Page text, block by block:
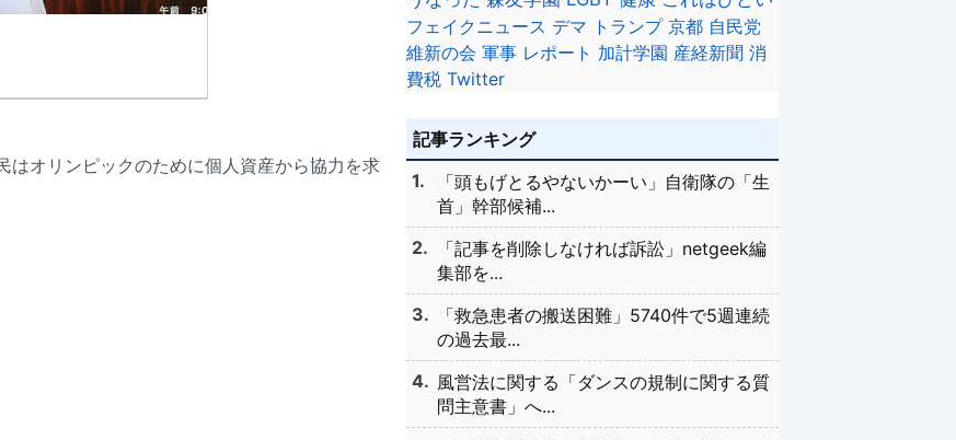
はオリンピックのために個人資産から協力を求
フェイクニュース デマ トランプ 京都 自民党
維新の会 軍事 レポート 加計学園 産経新聞 消
費税 Twitter
記事ランキング
「頭もげとるやないかーい」自衛隊の「生
首」幹部候補...
「記事を削除しなければ訴訟」netgeek編
集部を...
「救急患者の搬送困難」5740件で5週連続
の過去最...
風営法に関する「ダンスの規制に関する質
問主意書」へ...